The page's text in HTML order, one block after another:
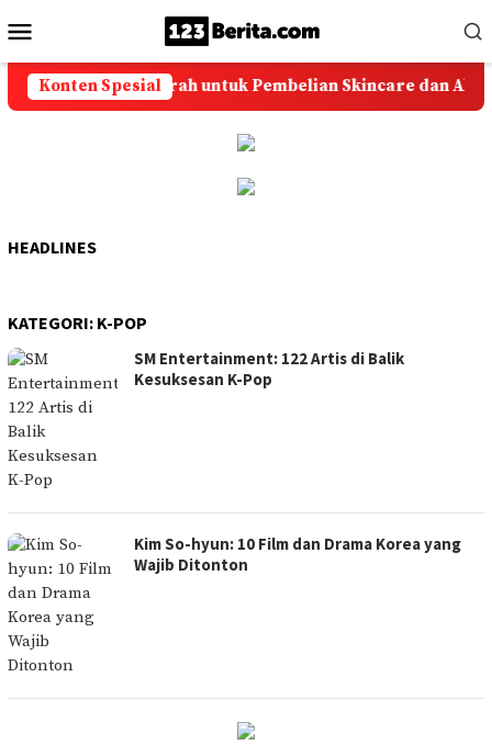
ke
kontenMobile
Konten Spesial
Ongkir Murah untuk Pembelian Skincare dan
HEADLINES
KATEGORI: K-POP
SM Entertainment: 122 Artis di Balik
Kesuksesan K-Pop
Kim So-hyun: 10 Film dan Drama Korea yang
Wajib Ditonton